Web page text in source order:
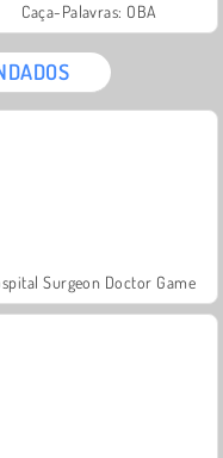
Caça-Palavras: OBA
Surgeon Doctor Game